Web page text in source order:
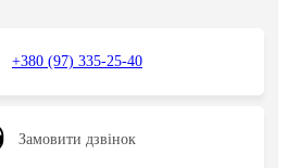
+380 (97) 335-25-40
Замовити дзвінок